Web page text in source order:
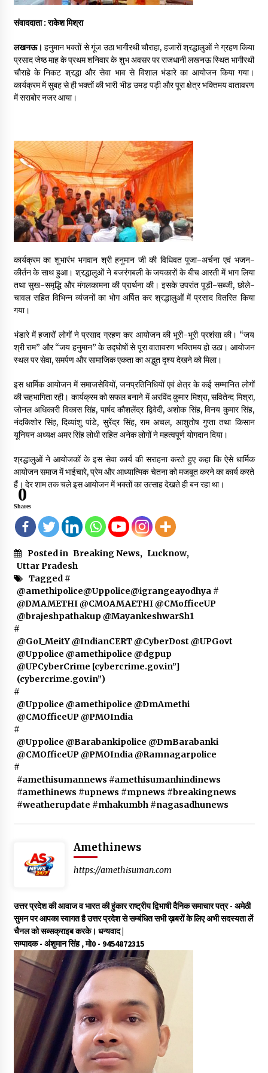
जांच
राष्ट्रीय पत्रकारिता में उत्कृष्ट योगदान के लिए ज्ञान
प्रकाश तिवारी सम्मानित नई दिल्ली में आयोजित
‘आइकॉनिक भारत कॉन्क्लेव’ में मिला मीडिया एक्सीलेंस
अवॉर्ड, सहयोगियों को समर्पित किया सम्मान
5 days ago
5 days ago
भाजपा मंत्री की टिप्पणी पर युवक कांग्रेस का विरोध,
शुभम सिंह ने सार्वजनिक माफी की मांग की
6 days ago
ऑपरेशन चक्रव्यूह: पुलिस मुठभेड़ में गोकशी की साजिश
नाकाम, अंतरजनपदीय शातिर समेत चार गिरफ्तार
पारिवारिक विवाद के बाद महिला ने शारदा सहायक नहर में
लगाई छलांग, एसडीआरएफ का सर्च ऑपरेशन जारी
स्टेयरिंग फेल होने से डिवाइडर से टकराई दर्शनार्थियों से
भरी बस,
2 weeks ago
संवाददाता : राकेश मिश्रा
लखनऊ। हनुमान भक्तों से गूंज उठा भागीरथी चौराहा, हजारों श्रद्धालुओं ने ग्रहण किया
प्रसाद जेष्ठ माह के प्रथम शनिवार के शुभ अवसर पर राजधानी लखनऊ स्थित भागीरथी
चौराहे के निकट श्रद्धा और सेवा भाव से विशाल भंडारे का आयोजन किया गया।
कार्यक्रम में सुबह से ही भक्तों की भारी भीड़ उमड़ पड़ी और पूरा क्षेत्र भक्तिमय वातावरण
में सराबोर नजर आया।
कार्यक्रम का शुभारंभ भगवान श्री हनुमान जी की विधिवत पूजा-अर्चना एवं भजन-
कीर्तन के साथ हुआ। श्रद्धालुओं ने बजरंगबली के जयकारों के बीच आरती में भाग लिया
तथा सुख-समृद्धि और मंगलकामना की प्रार्थना की। इसके उपरांत पूड़ी-सब्जी, छोले-
चावल सहित विभिन्न व्यंजनों का भोग अर्पित कर श्रद्धालुओं में प्रसाद वितरित किया
गया।
भंडारे में हजारों लोगों ने प्रसाद ग्रहण कर आयोजन की भूरी-भूरी प्रशंसा की। “जय
श्री राम” और “जय हनुमान” के उद्घोषों से पूरा वातावरण भक्तिमय हो उठा। आयोजन
स्थल पर सेवा, समर्पण और सामाजिक एकता का अद्भुत दृश्य देखने को मिला।
इस धार्मिक आयोजन में समाजसेवियों, जनप्रतिनिधियों एवं क्षेत्र के कई सम्मानित लोगों
की सहभागिता रही। कार्यक्रम को सफल बनाने में अरविंद कुमार मिश्रा, सवितेन्द मिश्रा,
जोनल अधिकारी विकास सिंह, पार्षद कौशलेंद्र द्विवेदी, अशोक सिंह, विनय कुमार सिंह,
नंदकिशोर सिंह, दिव्यांशु पांडे, सुरेंद्र सिंह, राम अचल, आशुतोष गुप्ता तथा किसान
यूनियन अध्यक्ष अमर सिंह लोधी सहित अनेक लोगों ने महत्वपूर्ण योगदान दिया।
श्रद्धालुओं ने आयोजकों के इस सेवा कार्य की सराहना करते हुए कहा कि ऐसे धार्मिक
आयोजन समाज में भाईचारे, प्रेम और आध्यात्मिक चेतना को मजबूत करने का कार्य करते
हैं। देर शाम तक चले इस आयोजन में भक्तों का उत्साह देखते ही बन रहा था।
0
Shares
Posted in Breaking News, Lucknow,
Uttar Pradesh
Tagged #
@amethipolice@Uppolice@igrangeayodhya#
@DMAMETHI @CMOAMAETHI @CMofficeUP
@brajeshpathakup @MayankeshwarSh1
#
@GoI_MeitY @IndianCERT @CyberDost @UPGovt
@Uppolice @amethipolice @dgpup
@UPCyberCrime [cybercrime.gov.in”]
(cybercrime.gov.in”)
#
@Uppolice @amethipolice @DmAmethi
@CMOfficeUP @PMOIndia
#
@Uppolice @Barabankipolice @DmBarabanki
@CMOfficeUP @PMOIndia @Ramnagarpolice
#
#amethisumannews #amethisumanhindinews
#amethinews #upnews #mpnews #breakingnews
#weatherupdate #mhakumbh #nagasadhunews
Amethinews
https://amethisuman.com
उत्तर प्रदेश की आवाज व भारत की हुंकार राष्ट्रीय द्विभाषी दैनिक समाचार पत्र - अमेठी
सुमन पर आपका स्वागत है उत्तर प्रदेश से सम्बंधित सभी ख़बरों के लिए अभी सदस्यता लें
चैनल को सब्सक्राइब करके। धन्यवाद |
सम्‍पादक - अंशुमान सिंह , मो0 - 9454872315